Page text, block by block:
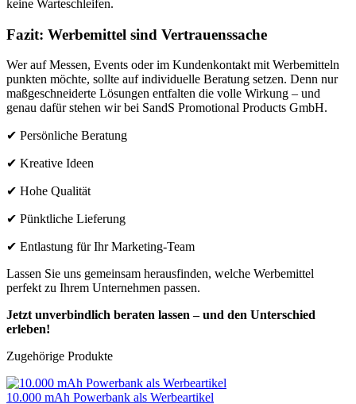
keine Warteschleifen.
Fazit: Werbemittel sind Vertrauenssache
Wer auf Messen, Events oder im Kundenkontakt mit Werbemitteln
punkten möchte, sollte auf individuelle Beratung setzen. Denn nur
maßgeschneiderte Lösungen entfalten die volle Wirkung – und
genau dafür stehen wir bei SandS Promotional Products GmbH.
✔ Persönliche Beratung
✔ Kreative Ideen
✔ Hohe Qualität
✔ Pünktliche Lieferung
✔ Entlastung für Ihr Marketing-Team
Lassen Sie uns gemeinsam herausfinden, welche Werbemittel
perfekt zu Ihrem Unternehmen passen.
Jetzt unverbindlich beraten lassen – und den Unterschied
erleben!
Zugehörige Produkte
10.000 mAh Powerbank als Werbeartikel